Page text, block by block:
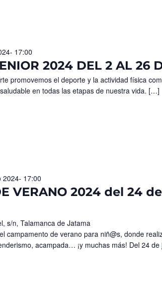
2024 DEL 2 AL 26
17:00
promovemos el deporte y la actividad física
en todas las etapas de nuestra vida. […]
VERANO 2024 del 24
2024- 17:00
s/n, Talamanca de Jatama
campamento de verano para niñ@s, donde
acampada… ¡y muchas más! Del 24